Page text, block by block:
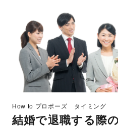
How to プロポーズ タイミング
結婚で退職する際
プロポーズ知恵袋
プロポーズサポート